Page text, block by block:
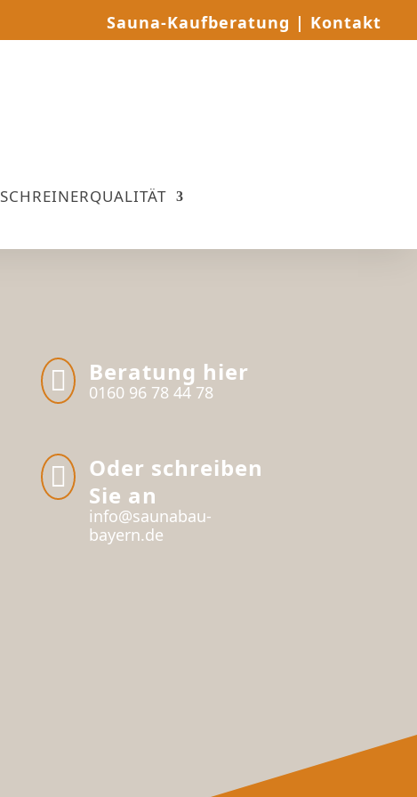
Sauna-Kaufberatung | Kontakt
SCHREINERQUALITÄT
 Beratung hier
0160 96 78 44 78‬

Oder schreiben
Sie an
info@saunabau-
bayern.de